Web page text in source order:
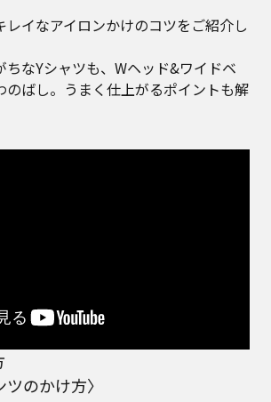
レイなアイロンかけのコツをご紹介し
ちなYシャツも、Wヘッド&ワイドベ
のばし。うまく仕上がるポイントも解
ツのかけ方〉